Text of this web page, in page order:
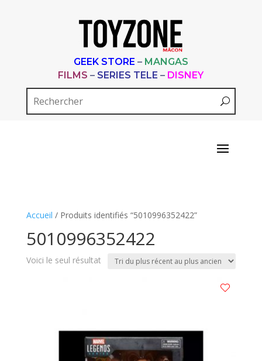
GEEK STORE – MANGAS
FILMS – SERIES TELE – DISNEY
Accueil / Produits identifiés “5010996352422”
5010996352422
Voici le seul résultat